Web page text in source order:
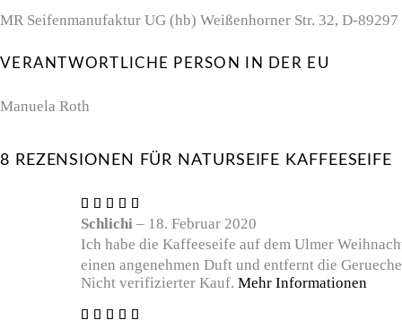
MR Seifenmanufaktur UG (hb) Weißenhorner Str. 32, D-
VERANTWORTLICHE PERSON IN DER EU
Manuela Roth
8 REZENSIONEN FÜR NATURSEIFE KAFFEESEIFE
mit 5
von 5
Schlichi – 18. Februar 2020
Ich habe die Kaffeeseife auf dem Ulmer
einen angenehmen Duft und entfernt die
Nicht verifizierter Kauf. Mehr Informationen